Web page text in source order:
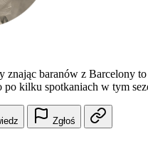
znając baranów z Barcelony
po kilku spotkaniach w tym
Zgłoś